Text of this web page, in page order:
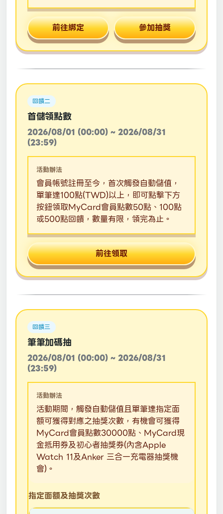
前往綁定 參加抽獎
回饋二
首儲領點數
2026/08/01 (00:00) ~ 2026/08/31
(23:59)
活動辦法
會員帳號註冊至今，首次觸發自動儲值，
單筆達100點(TWD)以上，即可點擊下方
按鈕領取MyCard會員點數50點、100點
或500點回饋，數量有限，領完為止。
前往領取
回饋三
筆筆加碼抽
2026/08/01 (00:00) ~ 2026/08/31
(23:59)
活動辦法
活動期間，觸發自動儲值且單筆達指定面
額可獲得對應之抽獎次數，有機會可獲得
MyCard會員點數30000點、MyCard現
金抵用券及初心者抽獎券(內含Apple
Watch 11及Anker 三合一充電器抽獎機
會)。
指定面額及抽獎次數